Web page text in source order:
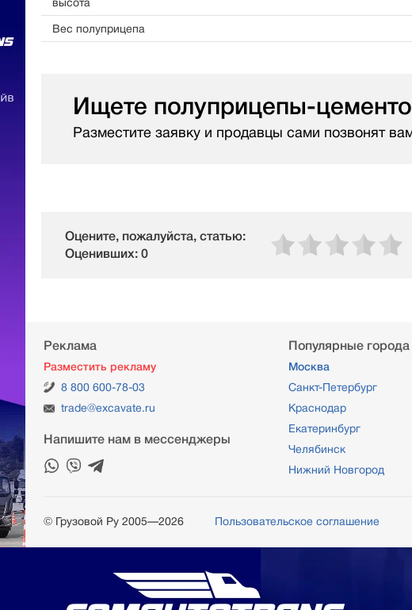
Вес полуприцепа
Ищете полуприцепы-
Разместите заявку и продавцы сами позвонят
Оцените, пожалуйста, статью:
Оценивших: 0
Реклама
Разместить рекламу
8 800 600-78-03
trade@excavate.ru
Напишите нам в мессенджеры
Популярные города
Москва
Санкт-Петербург
Краснодар
Екатеринбург
Челябинск
Нижний Новгород
© Грузовой Ру 2005—2026 Пользовательское соглашение